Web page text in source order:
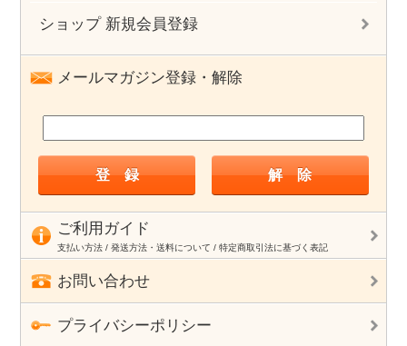
ショップ 新規会員登録
メールマガジン登録・解除
ご利用ガイド
支払い方法 / 発送方法・送料について / 特定商取引法に基づく表記
お問い合わせ
プライバシーポリシー